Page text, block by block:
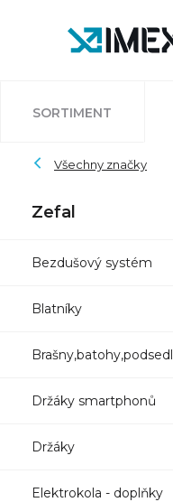
SORTIMENT
Auvray
Atlantic
Bleedkit
Bosch
Impac
Schwalbe
Pletscher
Ryde
Sapim
Trelock
Zefal
Všechny značky
Zefal
Bezdušový systém
Blatníky
Držáky smartphonů
Držáky
Elektrokola - doplňky
XON